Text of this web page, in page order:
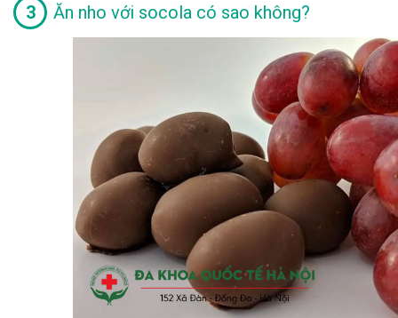
Ăn nho với socola có sao không?